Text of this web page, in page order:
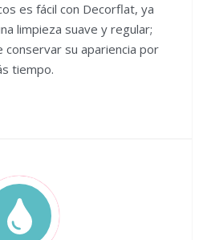
es fácil con Decorflat, ya
limpieza suave y regular;
su apariencia por
tiempo.